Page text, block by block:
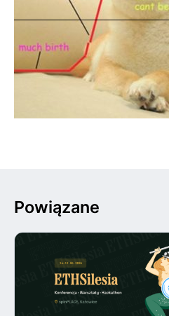
Powiązane